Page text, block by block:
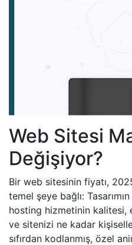
Web Sitesi
Değişiyor?
Bir web sitesinin fiyatı,
temel şeye bağlı:
hosting hizmetinin kalitesi,
ve sitenizi ne kadar
sıfırdan kodlanmış, özel